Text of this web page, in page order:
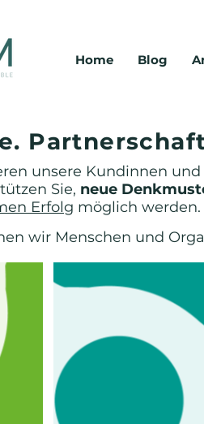
Home Blog
unsere Kundinnen und
Sie, neue
Erfolg möglich werden.
wir Menschen und